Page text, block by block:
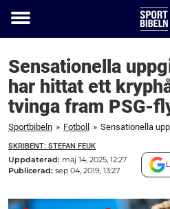
Toggle
Sensationella
har hittat ett
tvinga fram PSG-
Sportbibeln » Fotboll »
SKRIBENT: STEFAN FEUK
Uppdaterad: maj 14, 2025, 12:27
Publicerad: sep 04, 2019, 13:27